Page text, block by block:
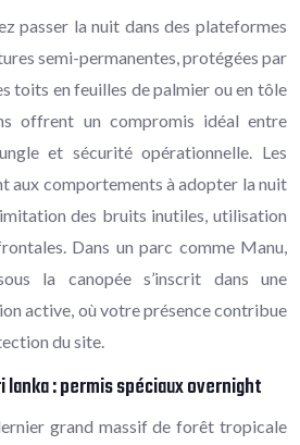
passer la nuit dans des plateformes
semi-permanentes, protégées par
toits en feuilles de palmier ou en tôle
offrent un compromis idéal entre
et sécurité opérationnelle. Les
aux comportements à adopter la nuit
des bruits inutiles, utilisation
Dans un parc comme Manu,
la canopée s’inscrit dans une
active, où votre présence contribue
du site.
lanka : permis spéciaux overnight
grand massif de forêt tropicale